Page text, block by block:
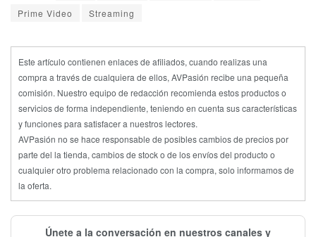
Prime Video
Streaming
Este artículo contienen enlaces de afiliados, cuando realizas una
compra a través de cualquiera de ellos, AVPasión recibe una pequeña
comisión. Nuestro equipo de redacción recomienda estos productos o
servicios de forma independiente, teniendo en cuenta sus características
y funciones para satisfacer a nuestros lectores.
AVPasión no se hace responsable de posibles cambios de precios por
parte del la tienda, cambios de stock o de los envíos del producto o
cualquier otro problema relacionado con la compra, solo informamos de
la oferta.
Únete a la conversación en nuestros canales y